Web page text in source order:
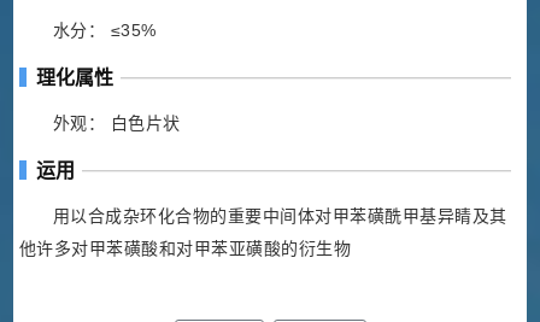
水分： ≤35%
理化属性
外观： 白色片状
运用
用以合成杂环化合物的重要中间体对甲苯磺酰甲基异睛及其
他许多对甲苯磺酸和对甲苯亚磺酸的衍生物